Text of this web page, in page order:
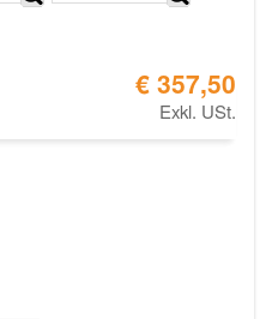
€ 357,50
Exkl. USt.